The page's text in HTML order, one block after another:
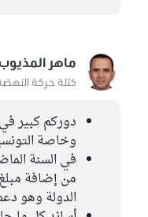
ماهر المذيوب
كتلة حركة
دوركم كبير
وخاصة
في السنة
الدولة وهو